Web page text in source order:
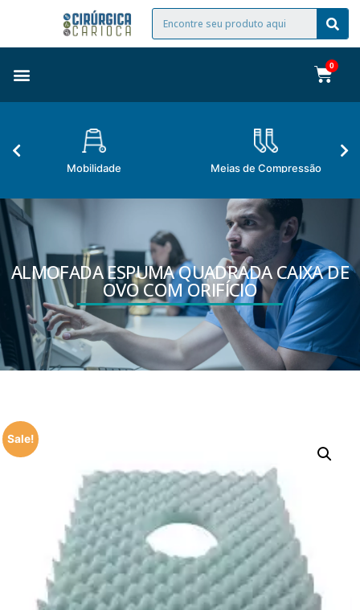
Mobilidade Meias de Compressão
ALMOFADA ESPUMA QUADRADA CAIXA DE
OVO COM ORIFÍCIO
Sale!